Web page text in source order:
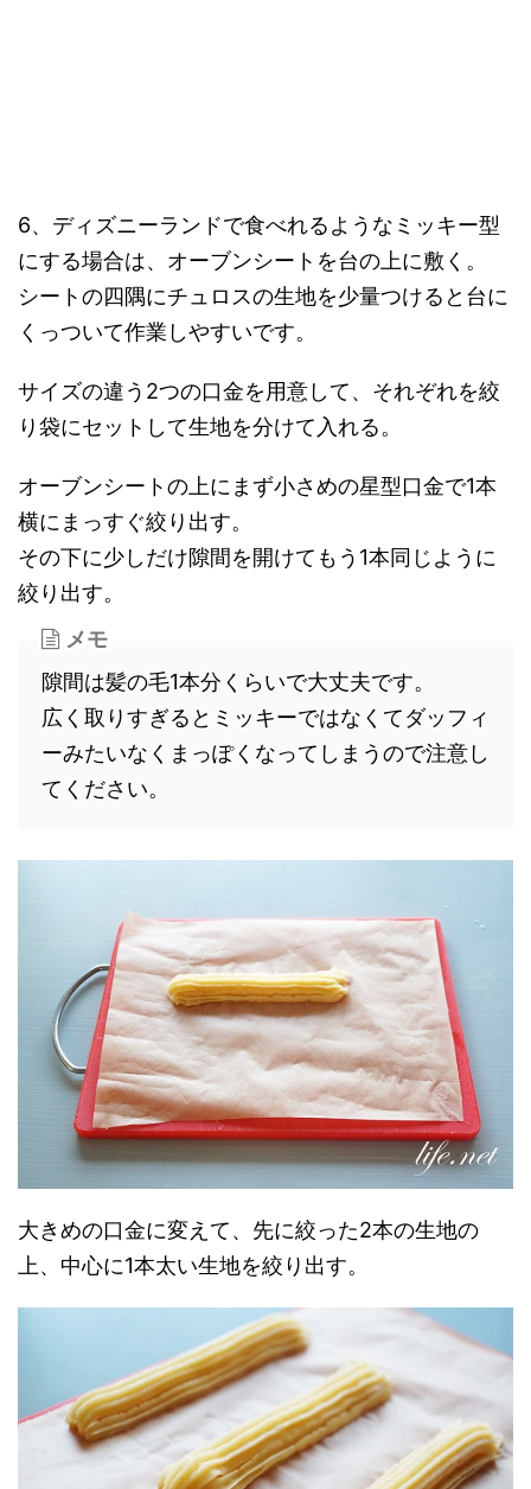
6、ディズニーランドで食べれるようなミッキー型
にする場合は、オーブンシートを台の上に敷く。
シートの四隅にチュロスの生地を少量つけると台に
くっついて作業しやすいです。
サイズの違う2つの口金を用意して、それぞれを絞
り袋にセットして生地を分けて入れる。
オーブンシートの上にまず小さめの星型口金で1本
横にまっすぐ絞り出す。
その下に少しだけ隙間を開けてもう1本同じように
絞り出す。
メモ
隙間は髪の毛1本分くらいで大丈夫です。
広く取りすぎるとミッキーではなくてダッフィ
ーみたいなくまっぽくなってしまうので注意し
てください。
大きめの口金に変えて、先に絞った2本の生地の
上、中心に1本太い生地を絞り出す。